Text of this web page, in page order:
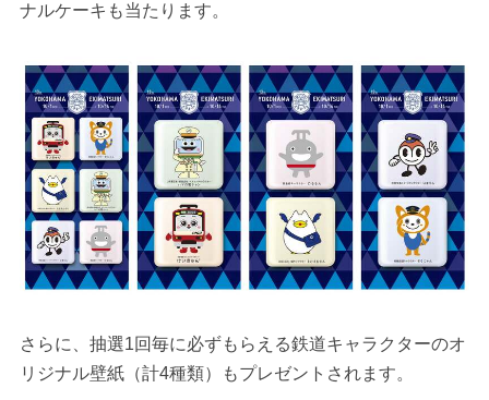
ナルケーキも当たります。
さらに、抽選1回毎に必ずもらえる鉄道キャラクターのオ
リジナル壁紙（計4種類）もプレゼントされます。